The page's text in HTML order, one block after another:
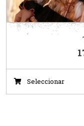
Seleccionar